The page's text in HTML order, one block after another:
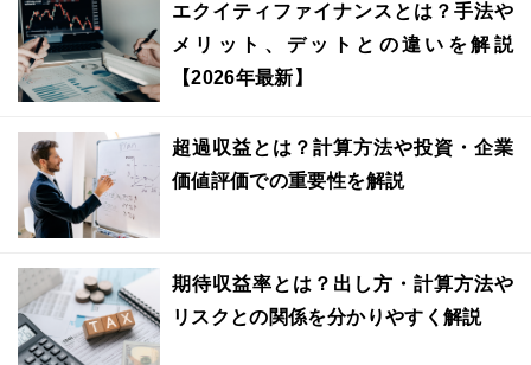
エクイティファイナンスとは？手法や
メリット、デットとの違いを解説
【2026年最新】
超過収益とは？計算方法や投資・企業
価値評価での重要性を解説
期待収益率とは？出し方・計算方法や
リスクとの関係を分かりやすく解説